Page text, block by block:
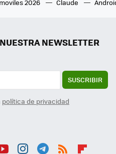
2026 Claude
NEWSLETTER
SUSCRIBIR
política de privacidad